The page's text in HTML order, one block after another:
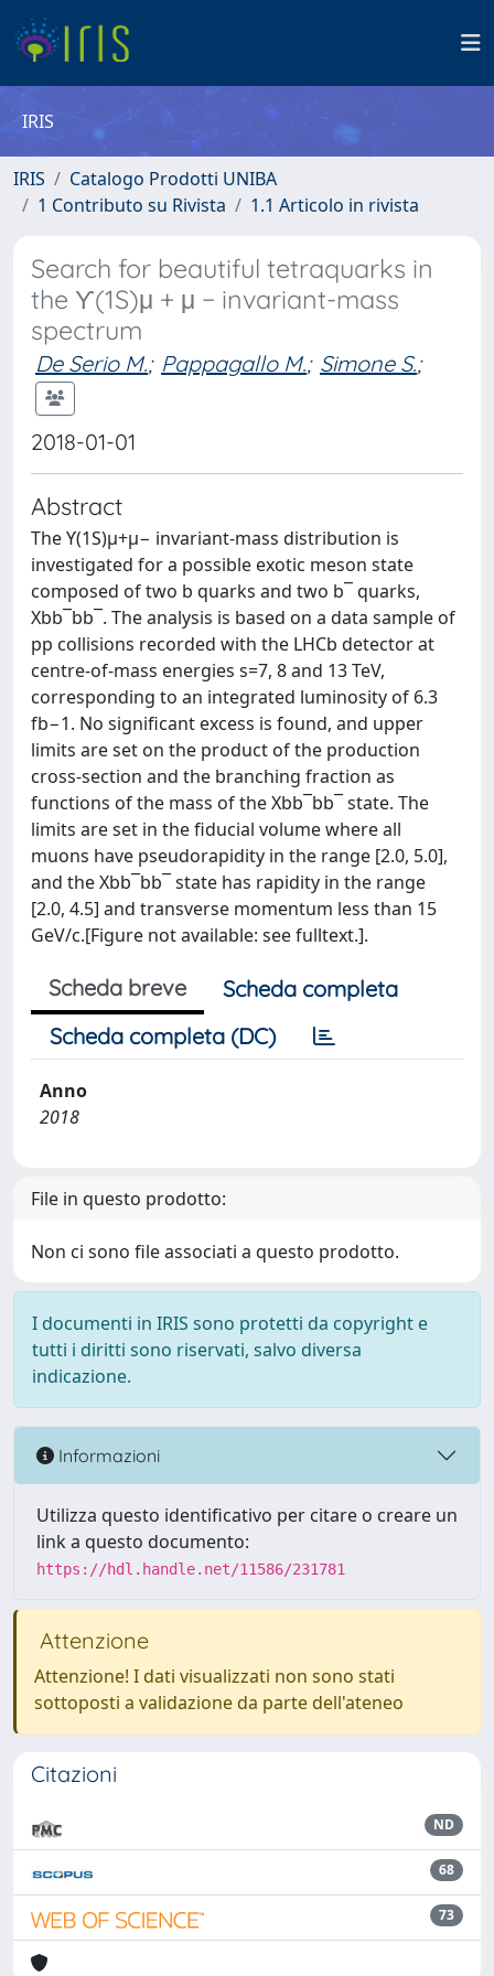
IRIS
IRIS
Catalogo Prodotti UNIBA
1 Contributo su Rivista
1.1 Articolo in rivista
Search for beautiful tetraquarks in
the ϒ(1S)μ + μ − invariant-mass
spectrum
De Serio M.; Pappagallo M.; Simone S.;
2018-01-01
Abstract
The ϒ(1S)μ+μ− invariant-mass distribution is
investigated for a possible exotic meson state
composed of two b quarks and two b¯ quarks,
Xbb¯bb¯. The analysis is based on a data sample of
pp collisions recorded with the LHCb detector at
centre-of-mass energies s=7, 8 and 13 TeV,
corresponding to an integrated luminosity of 6.3
fb−1. No significant excess is found, and upper
limits are set on the product of the production
cross-section and the branching fraction as
functions of the mass of the Xbb¯bb¯ state. The
limits are set in the fiducial volume where all
muons have pseudorapidity in the range [2.0, 5.0],
and the Xbb¯bb¯ state has rapidity in the range
[2.0, 4.5] and transverse momentum less than 15
GeV/c.[Figure not available: see fulltext.].
Scheda breve
Scheda completa
Scheda completa (DC)
Anno
2018
File in questo prodotto:
Non ci sono file associati a questo prodotto.
I documenti in IRIS sono protetti da copyright e
tutti i diritti sono riservati, salvo diversa
indicazione.
Informazioni
Utilizza questo identificativo per citare o creare un
link a questo documento:
https://hdl.handle.net/11586/231781
Attenzione
Attenzione! I dati visualizzati non sono stati
sottoposti a validazione da parte dell'ateneo
Citazioni
ND
68
73